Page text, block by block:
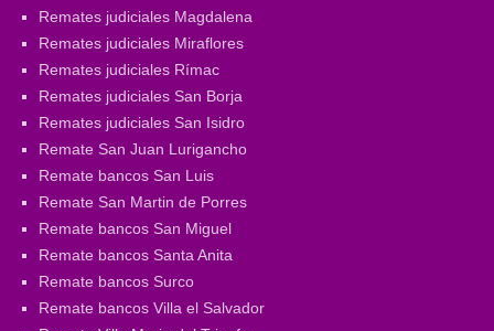
Remates judiciales Magdalena
Remates judiciales Miraflores
Remates judiciales Rímac
Remates judiciales San Borja
Remates judiciales San Isidro
Remate San Juan Lurigancho
Remate bancos San Luis
Remate San Martin de Porres
Remate bancos San Miguel
Remate bancos Santa Anita
Remate bancos Surco
Remate bancos Villa el Salvador